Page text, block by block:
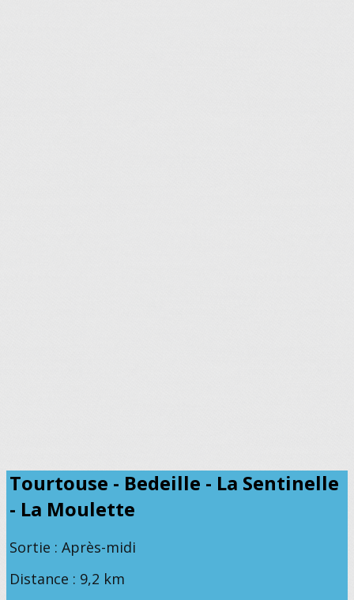
Tourtouse - Bedeille - La Sentinelle
- La Moulette
Sortie : Après-midi
Distance : 9,2 km